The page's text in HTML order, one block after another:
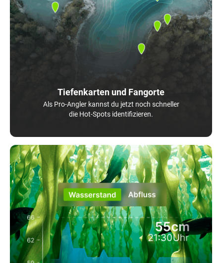
Tiefenkarten und Fangorte
Als Pro-Angler kannst du jetzt noch schneller
die Hot-Spots identifizieren.